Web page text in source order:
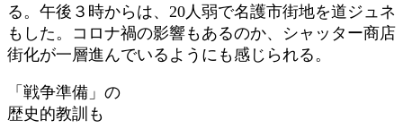
る。午後３時からは、20人弱で名護市街地を道ジュネ
もした。コロナ禍の影響もあるのか、シャッター商店
街化が一層進んでいるようにも感じられる。
「戦争準備」の
歴史的教訓も